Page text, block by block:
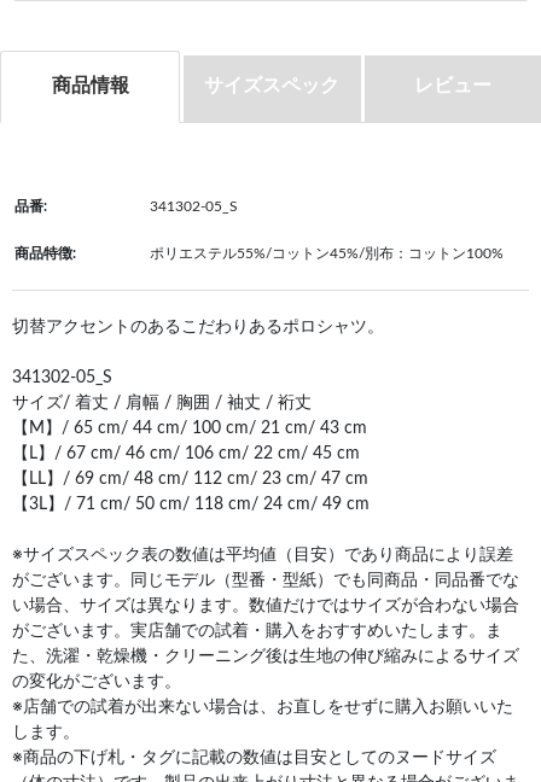
商品情報 サイズスペック レビュー
品番: 341302-05_S
商品特徴: ポリエステル55%/コットン45%/別布：コットン100%
切替アクセントのあるこだわりあるポロシャツ。
341302-05_S
サイズ/ 着丈 / 肩幅 / 胸囲 / 袖丈 / 裄丈
【M】/ 65 cm/ 44 cm/ 100 cm/ 21 cm/ 43 cm
【L】/ 67 cm/ 46 cm/ 106 cm/ 22 cm/ 45 cm
【LL】/ 69 cm/ 48 cm/ 112 cm/ 23 cm/ 47 cm
【3L】/ 71 cm/ 50 cm/ 118 cm/ 24 cm/ 49 cm
※サイズスペック表の数値は平均値（目安）であり商品により誤差
がございます。同じモデル（型番・型紙）でも同商品・同品番でな
い場合、サイズは異なります。数値だけではサイズが合わない場合
がございます。実店舗での試着・購入をおすすめいたします。ま
た、洗濯・乾燥機・クリーニング後は生地の伸び縮みによるサイズ
の変化がございます。
※店舗での試着が出来ない場合は、お直しをせずに購入お願いいた
します。
※商品の下げ札・タグに記載の数値は目安としてのヌードサイズ